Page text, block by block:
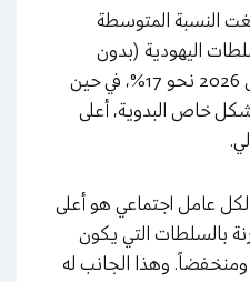
النسبة المتوسطة
اليهودية (بدون
السلطات الحريدية) في أبريل 2026 نحو 17%، في حين
خاص البدوية، أعلى
عامل اجتماعي هو أعلى
بالسلطات التي يكون
وهذا الجانب له